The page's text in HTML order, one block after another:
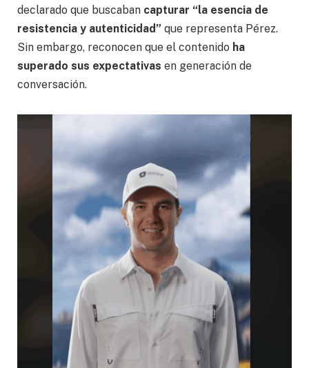
declarado que buscaban capturar “la esencia de
resistencia y autenticidad” que representa Pérez.
Sin embargo, reconocen que el contenido ha
superado sus expectativas en generación de
conversación.